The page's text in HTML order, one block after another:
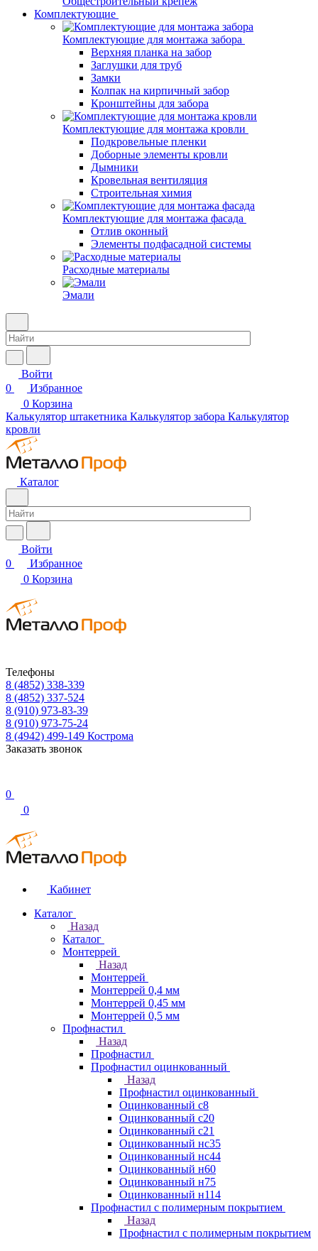
Комплектующие
Комплектующие для монтажа забора
Верхняя планка на забор
Заглушки для труб
Замки
Колпак на кирпичный забор
Кронштейны для забора
Комплектующие для монтажа кровли
Подкровельные пленки
Доборные элементы кровли
Дымники
Кровельная вентиляция
Строительная химия
Комплектующие для монтажа фасада
Отлив оконный
Элементы подфасадной системы
Расходные материалы
Эмали
Войти
0
Избранное
0 Корзина
Калькулятор штакетника Калькулятор забора Калькулятор
кровли
Каталог
Войти
0
Избранное
0 Корзина
Телефоны
8 (4852) 338-339
8 (4852) 337-524
8 (910) 973-83-39
8 (910) 973-75-24
8 (4942) 499-149 Кострома
Заказать звонок
0
0
Кабинет
Каталог
Назад
Каталог
Монтеррей
Назад
Монтеррей
Монтеррей 0,4 мм
Монтеррей 0,45 мм
Монтеррей 0,5 мм
Профнастил
Назад
Профнастил
Профнастил оцинкованный
Назад
Профнастил оцинкованный
Оцинкованный с8
Оцинкованный с20
Оцинкованный с21
Оцинкованный нс35
Оцинкованный нс44
Оцинкованный н60
Оцинкованный н75
Оцинкованный н114
Профнастил с полимерным покрытием
Назад
Профнастил с полимерным покрытием